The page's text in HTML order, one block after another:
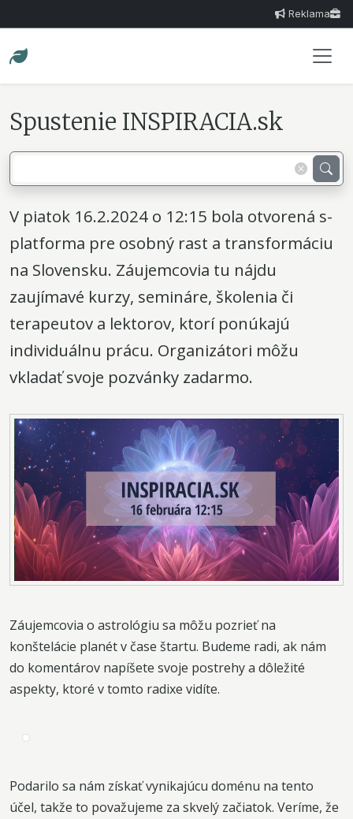
Reklama
Spustenie INSPIRACIA.sk
V piatok 16.2.2024 o 12:15 bola otvorená s-
platforma pre osobný rast a transformáciu
na Slovensku. Záujemcovia tu nájdu
zaujímavé kurzy, semináre, školenia či
terapeutov a lektorov, ktorí ponúkajú
individuálnu prácu. Organizátori môžu
vkladať svoje pozvánky zadarmo.
Záujemcovia o astrológiu sa môžu pozrieť na
konštelácie planét v čase štartu. Budeme radi, ak nám
do komentárov napíšete svoje postrehy a dôležité
aspekty, ktoré v tomto radixe vidíte.
Podarilo sa nám získať vynikajúcu doménu na tento
účel, takže to považujeme za skvelý začiatok. Veríme, že